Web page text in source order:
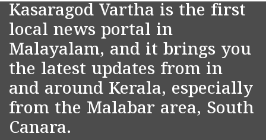
Kasaragod Vartha is the first
local news portal in
Malayalam, and it brings you
the latest updates from in
and around Kerala, especially
from the Malabar area, South
Canara.